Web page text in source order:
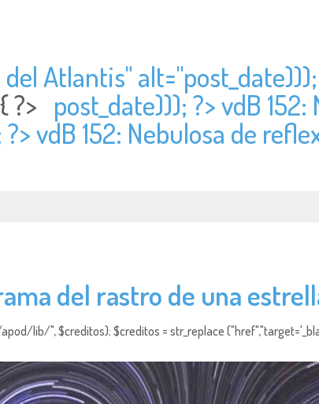
Atlantis" alt="
?> post_date))); ?> vdB 152:
vdB 152: Nebulosa de
del rastro de una
lib/", $creditos); $creditos = str_replace